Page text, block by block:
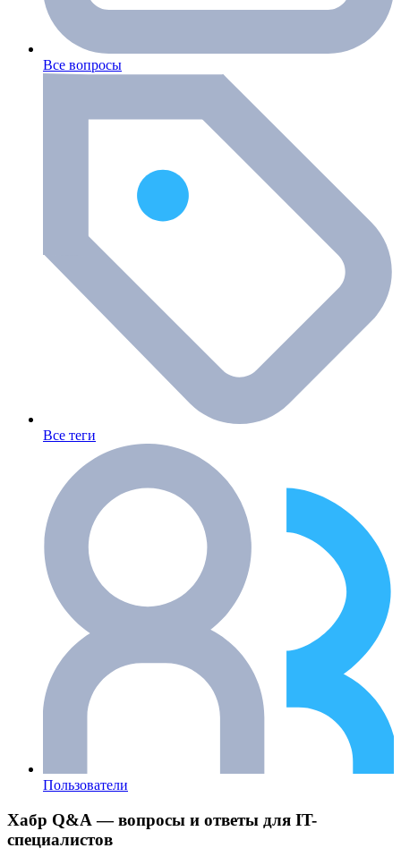
Все вопросы
Все теги
Пользователи
Хабр Q&A — вопросы и ответы для IT-
специалистов